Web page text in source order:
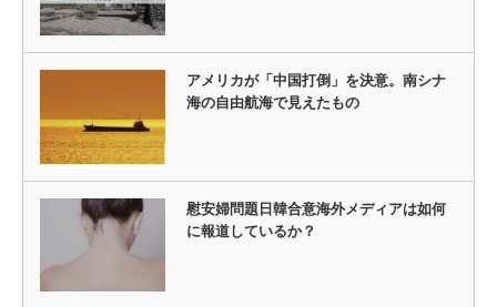
アメリカが「中国打倒」を決意。南シナ
海の自由航海で見えたもの
慰安婦問題日韓合意海外メディアは如何
に報道しているか？